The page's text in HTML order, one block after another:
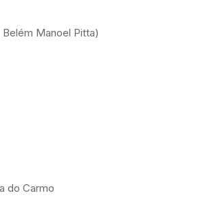
Belém Manoel Pitta)
do Carmo